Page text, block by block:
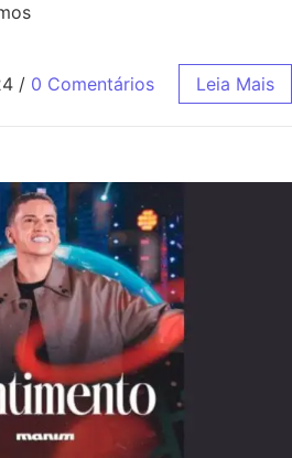
/ 0 Comentários Leia Mais